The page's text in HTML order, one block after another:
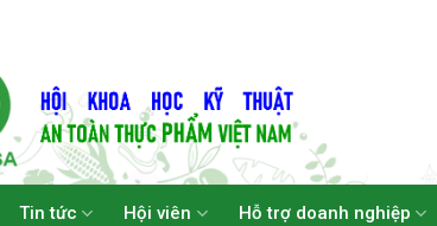
Tin tức Hội viên Hỗ trợ doanh nghiệp